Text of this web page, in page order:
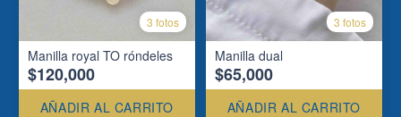
3 fotos
Manilla royal TO róndeles
$120,000
AÑADIR AL CARRITO
3 fotos
Manilla dual
$65,000
AÑADIR AL CARRITO